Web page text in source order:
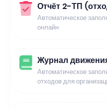
Отчёт 2-ТП
Автоматическое
онлайн
Журнал
Автоматическое
отходов для